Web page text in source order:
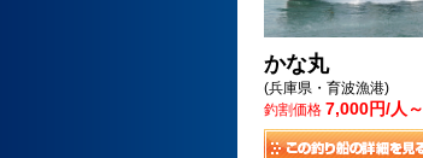
かな丸
(兵庫県・育波漁港)
釣割価格 7,000円/人～